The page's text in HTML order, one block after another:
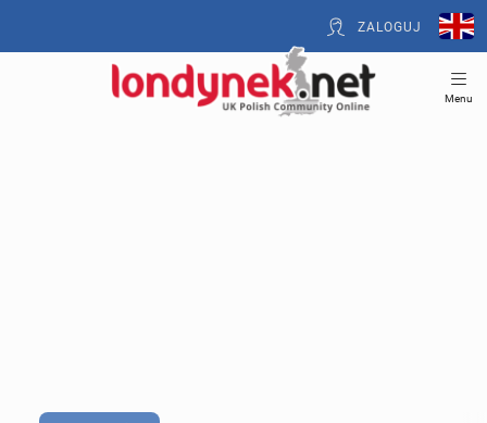
ZALOGUJ
Menu